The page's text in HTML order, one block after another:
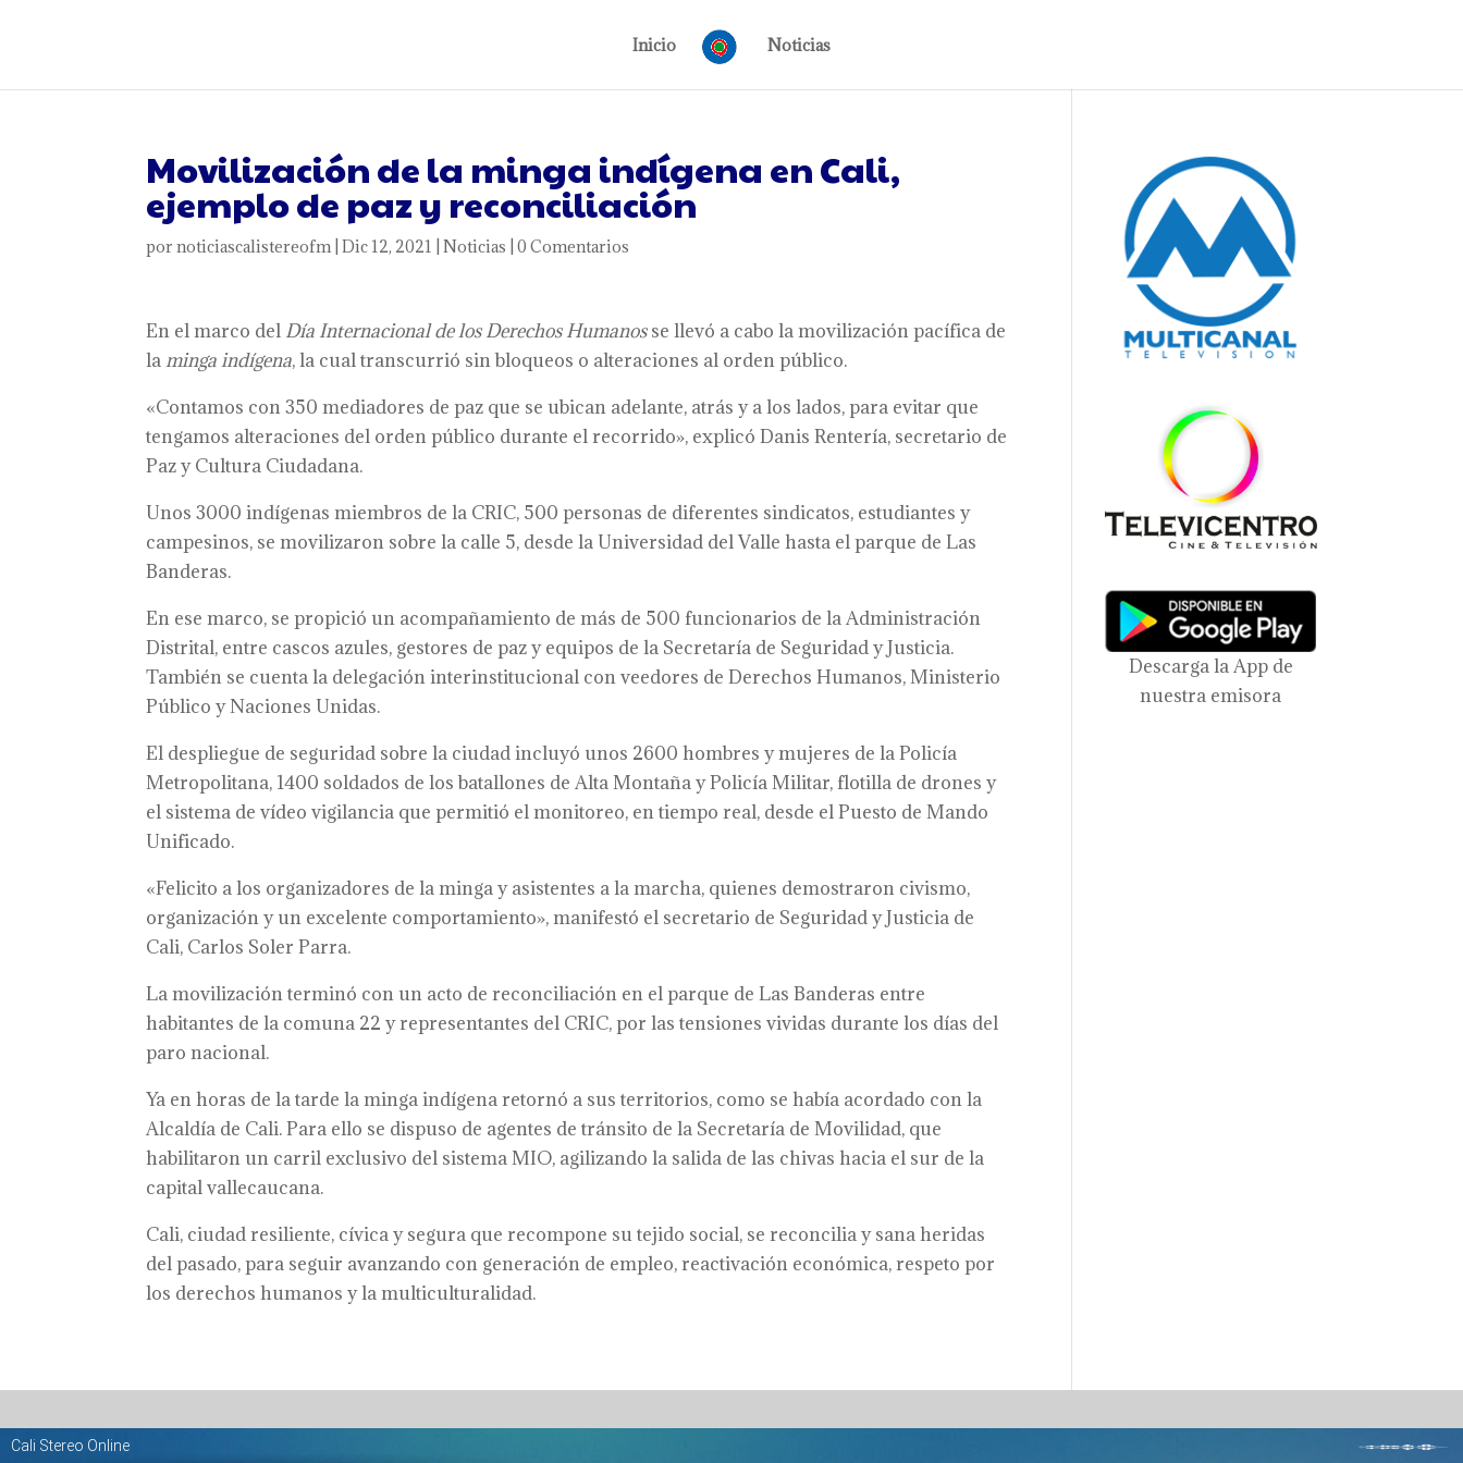
Inicio Noticias
Movilización de la minga indígena en Cali,
ejemplo de paz y reconciliación
pornoticiascalistereofm|Dic 12, 2021 |Noticias |0 Comentarios
En el marco del Día Internacional de los Derechos Humanosse llevó a cabo la movilización pacífica de
lamingaindígena, la cual transcurrió sin bloqueos o alteraciones al orden público.
«Contamos con 350 mediadores de paz que se ubican adelante, atrás y a los lados, para evitar que
tengamos alteraciones del orden público durante el recorrido», explicó Danis Rentería, secretario de
Paz y Cultura Ciudadana.
Unos 3000 indígenas miembros de la CRIC, 500 personas de diferentes sindicatos, estudiantes y
campesinos, se movilizaron sobre la calle 5, desde la Universidad del Valle hasta el parque de Las
Banderas.
En ese marco, se propició un acompañamiento de más de 500 funcionarios de la Administración
Distrital, entre cascos azules, gestores de paz y equipos de la Secretaría de Seguridad y Justicia.
También se cuenta la delegación interinstitucional con veedores de Derechos Humanos, Ministerio
Público y Naciones Unidas.
El despliegue de seguridad sobre la ciudad incluyó unos 2600 hombres y mujeres de la Policía
Metropolitana, 1400 soldados de los batallones de Alta Montaña y Policía Militar, flotilla de drones y
el sistema de vídeo vigilancia que permitió el monitoreo, en tiempo real, desde el Puesto de Mando
Unificado.
«Felicito a los organizadores de la minga y asistentes a la marcha, quienes demostraron civismo,
organización y un excelente comportamiento», manifestó el secretario de Seguridad y Justicia de
Cali, Carlos Soler Parra.
La movilización terminó con un acto de reconciliación en el parque de Las Banderas entre
habitantes de la comuna 22 y representantes del CRIC, por las tensiones vividas durante los días del
paro nacional.
Ya en horas de la tarde la minga indígena retornó a sus territorios, como se había acordado con la
Alcaldía de Cali. Para ello se dispuso de agentes de tránsito de la Secretaría de Movilidad, que
habilitaron un carril exclusivo del sistema MIO, agilizando la salida de las chivas hacia el sur de la
capital vallecaucana.
Cali, ciudad resiliente, cívica y segura que recompone su tejido social, se reconcilia y sana heridas
del pasado, para seguir avanzando con generación de empleo, reactivación económica, respeto por
los derechos humanos y la multiculturalidad.
Descarga la App de
nuestra emisora